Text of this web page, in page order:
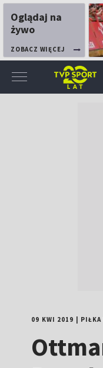
Oglądaj na
żywo
ZOBACZ WIĘCEJ
09 KWI 2019 PIŁKA